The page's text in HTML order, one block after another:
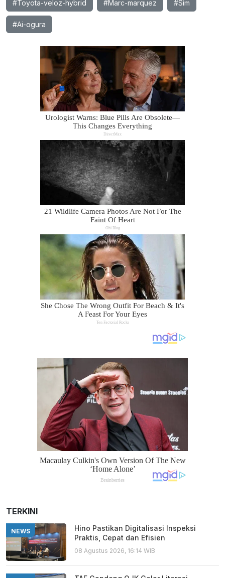
#Toyota-veloz-hybrid #Marc-marquez #Sim
#Ai-ogura
TERKINI
NEWS
Hino Pastikan Digitalisasi Inspeksi
Praktis, Cepat dan Efisien
08 Agustus 2026, 16:14 WIB